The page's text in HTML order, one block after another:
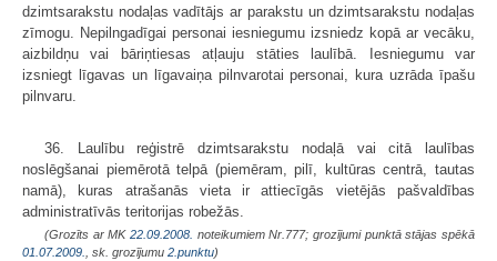
dzimtsarakstu nodaļas vadītājs ar parakstu un dzimtsarakstu nodaļas
zīmogu. Nepilngadīgai personai iesniegumu izsniedz kopā ar vecāku,
aizbildņu vai bāriņtiesas atļauju stāties laulībā. Iesniegumu var
izsniegt līgavas un līgavaiņa pilnvarotai personai, kura uzrāda īpašu
pilnvaru.
36. Laulību reģistrē dzimtsarakstu nodaļā vai citā laulības
noslēgšanai piemērotā telpā (piemēram, pilī, kultūras centrā, tautas
namā), kuras atrašanās vieta ir attiecīgās vietējās pašvaldības
administratīvās teritorijas robežās.
(Grozīts ar MK 22.09.2008. noteikumiem Nr.777; grozījumi punktā stājas spēkā
01.07.2009.
, sk. grozījumu 2.punktu)